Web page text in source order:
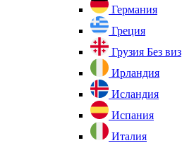
Германия
Греция
Грузия Без виз
Ирландия
Исландия
Испания
Италия